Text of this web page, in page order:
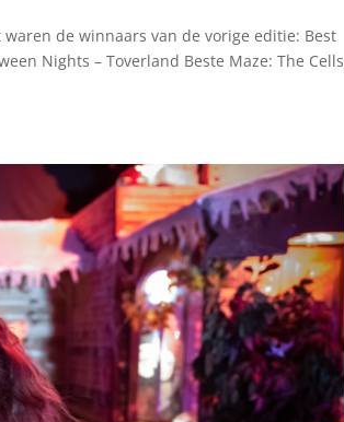
de winnaars van de vorige editie: Best
Nights – Toverland Beste Maze: The Cells